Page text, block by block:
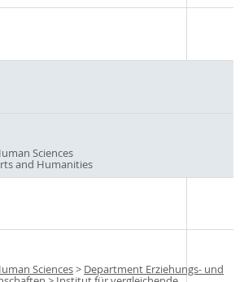
Sciences
and Humanities
Sciences> Department Erziehungs- und